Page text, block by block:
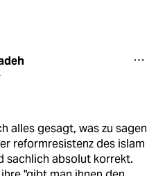
alles gesagt, was zu sagen
reformresistenz des islam
sachlich absolut korrekt.